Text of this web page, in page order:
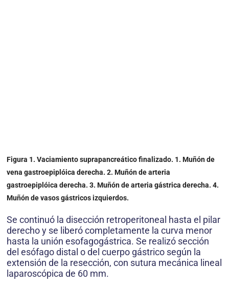
Figura 1. Vaciamiento suprapancreático finalizado. 1. Muñón de
vena gastroepiplóica derecha. 2. Muñón de arteria
gastroepiplóica derecha. 3. Muñón de arteria gástrica derecha. 4.
Muñón de vasos gástricos izquierdos.
Se continuó la disección retroperitoneal hasta el pilar
derecho y se liberó completamente la curva menor
hasta la unión esofagogástrica. Se realizó sección
del esófago distal o del cuerpo gástrico según la
extensión de la resección, con sutura mecánica lineal
laparoscópica de 60 mm.